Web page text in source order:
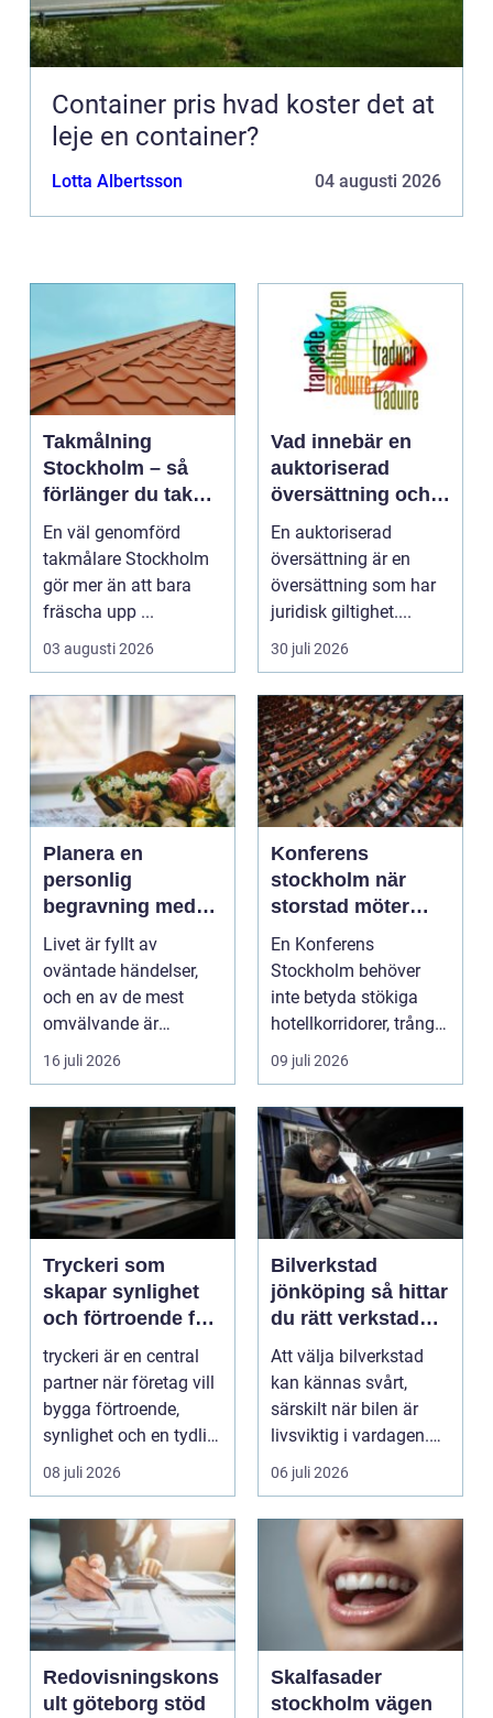
Container pris hvad koster det at
leje en container?
Lotta Albertsson 04 augusti 2026
Takmålning
Stockholm – så
förlänger du takets
livslängd och
höjer värdet på
huset
En väl genomförd
takmålare Stockholm
gör mer än att bara
fräscha upp ...
03 augusti 2026
Vad innebär en
auktoriserad
översättning och
när behövs den?
En auktoriserad
översättning är en
översättning som har
juridisk giltighet....
30 juli 2026
Planera en
personlig
begravning med
hjälp av en
begravningsbyrå
Livet är fyllt av
oväntade händelser,
och en av de mest
omvälvande är
n&aum...
16 juli 2026
Konferens
stockholm när
storstad möter
rofylld landsbygd
En Konferens
Stockholm behöver
inte betyda stökiga
hotellkorridorer, trånga
mötesrum och brus
från c...
09 juli 2026
Tryckeri som
skapar synlighet
och förtroende för
ditt företag
tryckeri är en central
partner när företag vill
bygga förtroende,
synlighet och en tydlig
profil i a...
08 juli 2026
Bilverkstad
jönköping så hittar
du rätt verkstad
för din bil
Att välja bilverkstad
kan kännas svårt,
särskilt när bilen är
livsviktig i vardagen.
För många biläg...
06 juli 2026
Redovisningskons
ult göteborg stöd
Skalfasader
stockholm vägen